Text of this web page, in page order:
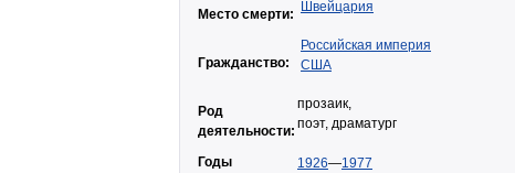
Место смерти: Швейцария
Гражданство:
Российская империя
США
Род
деятельности:
прозаик,
поэт, драматург
Годы
1926—1977